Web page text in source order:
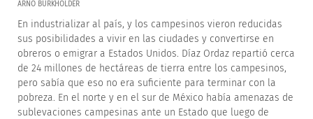
ARNO BURKHOLDER
En industrializar al país, y los campesinos vieron reducidas
sus posibilidades a vivir en las ciudades y convertirse en
obreros o emigrar a Estados Unidos. Díaz Ordaz repartió cerca
de 24 millones de hectáreas de tierra entre los campesinos,
pero sabía que eso no era suficiente para terminar con la
pobreza. En el norte y en el sur de México había amenazas de
sublevaciones campesinas ante un Estado que luego de